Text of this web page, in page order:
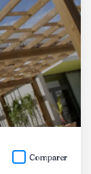
Comparer